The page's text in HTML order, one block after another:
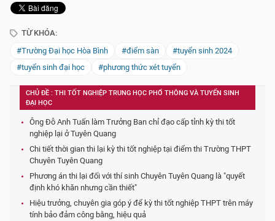
TỪ KHÓA:
#Trường Đại học Hòa Bình
#điểm sàn
#tuyển sinh 2024
#tuyển sinh đại học
#phương thức xét tuyển
CHỦ ĐỀ : THI TỐT NGHIỆP TRUNG HỌC PHỔ THÔNG VÀ TUYỂN SINH
ĐẠI HỌC
Ông Đỗ Anh Tuấn làm Trưởng Ban chỉ đạo cấp tỉnh kỳ thi tốt
nghiệp lại ở Tuyên Quang
Chi tiết thời gian thi lại kỳ thi tốt nghiệp tại điểm thi Trường THPT
Chuyên Tuyên Quang
Phương án thi lại đối với thí sinh Chuyên Tuyên Quang là "quyết
định khó khăn nhưng cần thiết"
Hiệu trưởng, chuyên gia góp ý để kỳ thi tốt nghiệp THPT trên máy
tính bảo đảm công bằng, hiệu quả